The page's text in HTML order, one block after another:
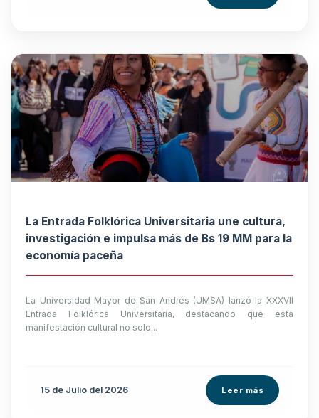
La Entrada Folklórica Universitaria une cultura,
investigación e impulsa más de Bs 19 MM para la
economía paceña
La Universidad Mayor de San Andrés (UMSA) lanzó la XXXVII
Entrada Folklórica Universitaria, destacando que esta
manifestación cultural no solo...
15 de Julio del 2026 Leer más